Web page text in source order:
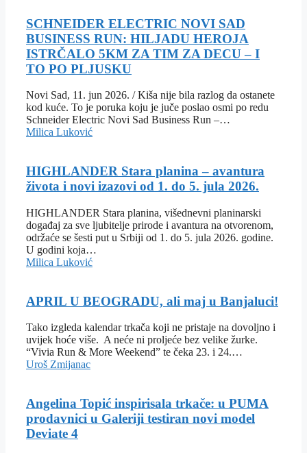
SCHNEIDER ELECTRIC NOVI SAD
BUSINESS RUN: HILJADU HEROJA
ISTRČALO 5KM ZA TIM ZA DECU – I
TO PO PLJUSKU
Novi Sad, 11. jun 2026. / Kiša nije bila razlog da ostanete
kod kuće. To je poruka koju je juče poslao osmi po redu
Schneider Electric Novi Sad Business Run –…
Milica Luković
HIGHLANDER Stara planina – avantura
života i novi izazovi od 1. do 5. jula 2026.
HIGHLANDER Stara planina, višednevni planinarski
događaj za sve ljubitelje prirode i avantura na otvorenom,
održaće se šesti put u Srbiji od 1. do 5. jula 2026. godine.
U godini koja…
Milica Luković
APRIL U BEOGRADU, ali maj u Banjaluci!
Tako izgleda kalendar trkača koji ne pristaje na dovoljno i
uvijek hoće više. A neće ni proljeće bez velike žurke.
“Vivia Run & More Weekend” te čeka 23. i 24.…
Uroš Zmijanac
Angelina Topić inspirisala trkače: u PUMA
prodavnici u Galeriji testiran novi model
Deviate 4